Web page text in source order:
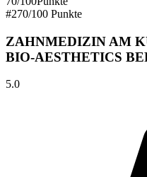
#270/100 Punkte
ZAHNMEDIZIN AM
BIO-AESTHETICS
5.0